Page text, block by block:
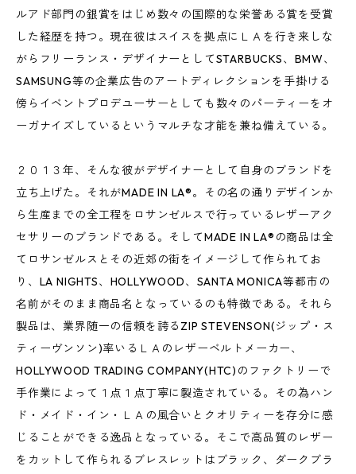
ルアド部門の銀賞をはじめ数々の国際的な栄誉ある賞を受賞
した経歴を持つ。現在彼はスイスを拠点にＬＡを行き来しな
がらフリーランス・デザイナーとしてSTARBUCKS、BMW、
SAMSUNG等の企業広告のアートディレクションを手掛ける
傍らイベントプロデユーサーとしても数々のパーティーをオ
ーガナイズしているというマルチな才能を兼ね備えている。
２０１３年、そんな彼がデザイナーとして自身のブランドを
立ち上げた。それがMADE IN LA®。その名の通りデザインか
ら生産までの全工程をロサンゼルスで行っているレザーアク
セサリーのブランドである。そしてMADE IN LA®の商品は全
てロサンゼルスとその近郊の街をイメージして作られてお
り、LA NIGHTS、HOLLYWOOD、SANTA MONICA等都市の
名前がそのまま商品名となっているのも特徴である。それら
製品は、業界随一の信頼を誇るZIP STEVENSON(ジップ・ス
ティーヴンソン)率いるＬＡのレザーベルトメーカー、
HOLLYWOOD TRADING COMPANY(HTC)のファクトリーで
手作業によって１点１点丁寧に製造されている。その為ハン
ド・メイド・イン・ＬＡの風合いとクオリティーを存分に感
じることができる逸品となっている。そこで高品質のレザー
をカットして作られるブレスレットはブラック、ダークブラ